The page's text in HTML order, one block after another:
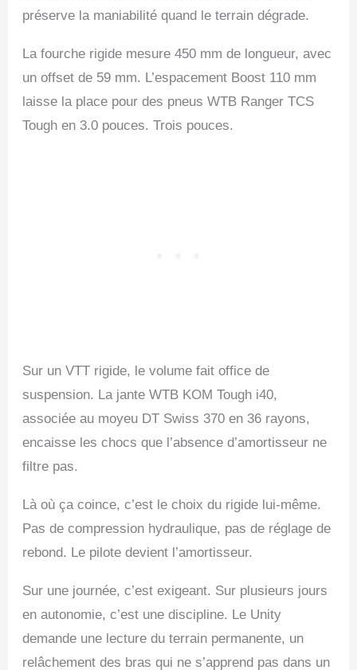
préserve la maniabilité quand le terrain dégrade.
La fourche rigide mesure 450 mm de longueur, avec
un offset de 59 mm. L’espacement Boost 110 mm
laisse la place pour des pneus WTB Ranger TCS
Tough en 3.0 pouces. Trois pouces.
Sur un VTT rigide, le volume fait office de
suspension. La jante WTB KOM Tough i40,
associée au moyeu DT Swiss 370 en 36 rayons,
encaisse les chocs que l’absence d’amortisseur ne
filtre pas.
Là où ça coince, c’est le choix du rigide lui-même.
Pas de compression hydraulique, pas de réglage de
rebond. Le pilote devient l’amortisseur.
Sur une journée, c’est exigeant. Sur plusieurs jours
en autonomie, c’est une discipline. Le Unity
demande une lecture du terrain permanente, un
relâchement des bras qui ne s’apprend pas dans un